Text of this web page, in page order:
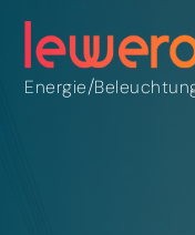
Energie/